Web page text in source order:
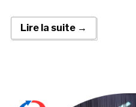
Lire la suite →